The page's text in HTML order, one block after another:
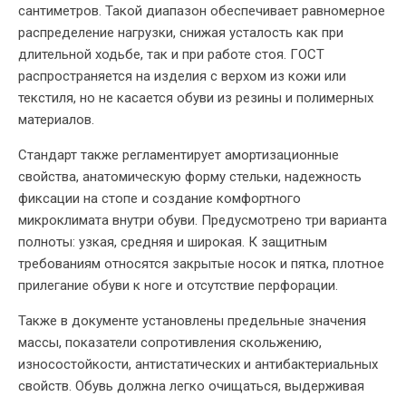
сантиметров. Такой диапазон обеспечивает равномерное
распределение нагрузки, снижая усталость как при
длительной ходьбе, так и при работе стоя. ГОСТ
распространяется на изделия с верхом из кожи или
текстиля, но не касается обуви из резины и полимерных
материалов.
Стандарт также регламентирует амортизационные
свойства, анатомическую форму стельки, надежность
фиксации на стопе и создание комфортного
микроклимата внутри обуви. Предусмотрено три варианта
полноты: узкая, средняя и широкая. К защитным
требованиям относятся закрытые носок и пятка, плотное
прилегание обуви к ноге и отсутствие перфорации.
Также в документе установлены предельные значения
массы, показатели сопротивления скольжению,
износостойкости, антистатических и антибактериальных
свойств. Обувь должна легко очищаться, выдерживая